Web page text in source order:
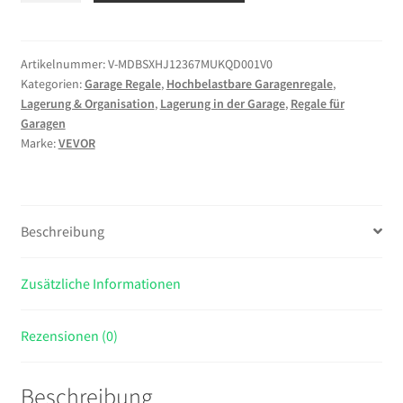
Belastbares
Lagerregal
mit
Stahlgestell
5
Teilbares
als
Flexibles
Artikelnummer:V-MDBSXHJ12367MUKQD001V0
Kategorien:Garage Regale, Hochbelastbare Garagenregale,
Lagerung & Organisation, Lagerung in der Garage, Regale für
Garagen
Marke:VEVOR
Beschreibung
Zusätzliche Informationen
Rezensionen (0)
Beschreibung